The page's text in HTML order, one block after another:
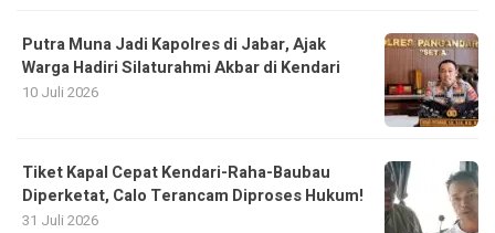
Putra Muna Jadi Kapolres di Jabar, Ajak
Warga Hadiri Silaturahmi Akbar di Kendari
10 Juli 2026
Tiket Kapal Cepat Kendari-Raha-Baubau
Diperketat, Calo Terancam Diproses Hukum!
31 Juli 2026